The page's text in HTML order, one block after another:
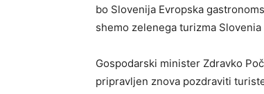
bo Slovenija Evropska
shemo zelenega turizma Slovenia
Gospodarski minister Zdravko
pripravljen znova pozdraviti